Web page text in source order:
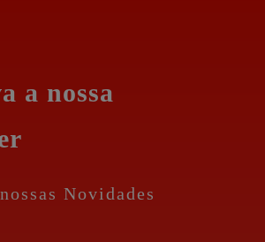
a nossa
Novidades